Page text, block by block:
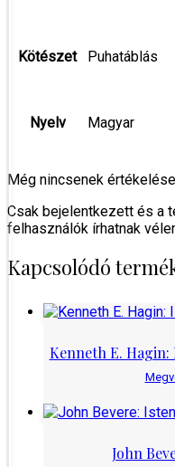
Kötészet Puhatáblás
Nyelv Magyar
Még nincsenek
Csak bejelentkezett és a
felhasználók írhatnak
Kapcsolódó
Kenneth E. Hagin:
John